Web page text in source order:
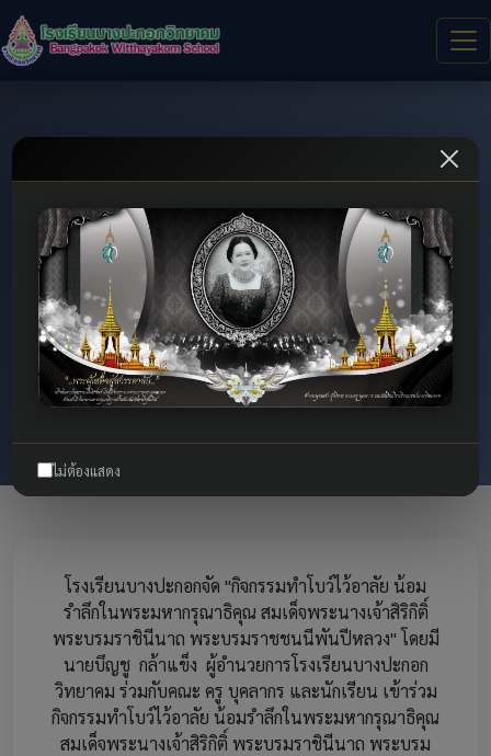
ไม่ต้องแสดง
โรงเรียนบางปะกอกจัด "กิจกรรมทำโบว์
ไว้อาลัย น้อมรำลึกในพระมหากรุณาธิคุณ
สมเด็จพระนางเจ้าสิริกิติ์ พระบรม
ราชินีนาถ พระบรมราชชนนีพันปีหลวง"
โรงเรียนบางปะกอกจัด "กิจกรรมทำโบว์ไว้อาลัย น้อมรำลึกในพระ
มหากรุณาธิคุณ สมเด็จพระนางเจ้าสิริกิติ์ พระบรมราชินีนาถ
พระบรมราชชนนีพันปีหลวง"
หน้าแรก กิจกรรม รายละเอียด
โรงเรียนบางปะกอกจัด "กิจกรรมทำโบว์ไว้อาลัย น้อม
รำลึกในพระมหากรุณาธิคุณ สมเด็จพระนางเจ้าสิริกิติ์
พระบรมราชินีนาถ พระบรมราชชนนีพันปีหลวง" โดยมี
นายบึญชู กล้าแข็ง ผู้อำนวยการโรงเรียนบางปะกอก
วิทยาคม ร่วมกับคณะ ครู บุคลากร และนักเรียน เข้าร่วม
กิจกรรมทำโบว์ไว้อาลัย น้อมรำลึกในพระมหากรุณาธิคุณ
สมเด็จพระนางเจ้าสิริกิติ์ พระบรมราชินีนาถ พระบรม